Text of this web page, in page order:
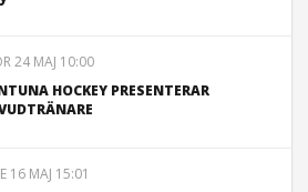
24 MAJ 10:00
HOCKEY PRESENTERAR
16 MAJ 15:01